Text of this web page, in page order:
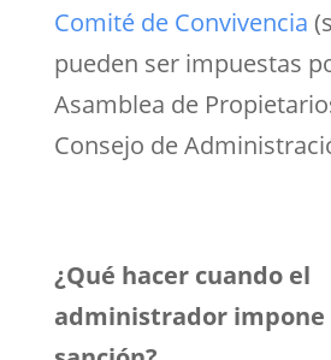
Comité de Convivencia
pueden ser impuestas
Asamblea de
Consejo de
¿Qué hacer cuando el
administrador impone